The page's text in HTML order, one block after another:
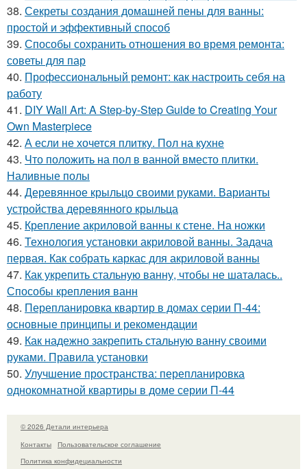
38. Секреты создания домашней пены для ванны:
простой и эффективный способ
39. Способы сохранить отношения во время ремонта:
советы для пар
40. Профессиональный ремонт: как настроить себя на
работу
41. DIY Wall Art: A Step-by-Step Guide to Creating Your
Own Masterpiece
42. А если не хочется плитку. Пол на кухне
43. Что положить на пол в ванной вместо плитки.
Наливные полы
44. Деревянное крыльцо своими руками. Варианты
устройства деревянного крыльца
45. Крепление акриловой ванны к стене. На ножки
46. Технология установки акриловой ванны. Задача
первая. Как собрать каркас для акриловой ванны
47. Как укрепить стальную ванну, чтобы не шаталась..
Способы крепления ванн
48. Перепланировка квартир в домах серии П-44:
основные принципы и рекомендации
49. Как надежно закрепить стальную ванну своими
руками. Правила установки
50. Улучшение пространства: перепланировка
однокомнатной квартиры в доме серии П-44
© 2026 Детали интерьера
Контакты
Пользовательское соглашение
Политика конфидециальности